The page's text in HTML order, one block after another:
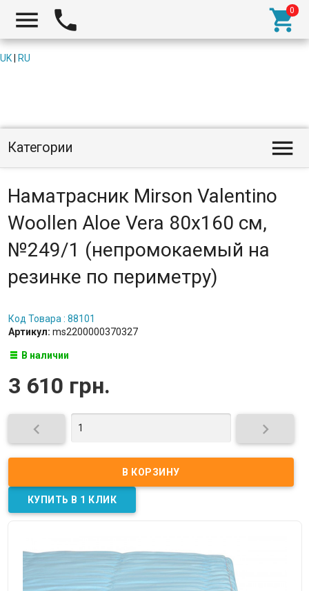
  
UK RU
Категории 
Наматрасник Mirson Valentino
Woollen Aloe Vera 80x160 см,
№249/1 (непромокаемый на
резинке по периметру)
Код Товара : 88101
Артикул: ms2200000370327
В наличии
3 610 грн.
 